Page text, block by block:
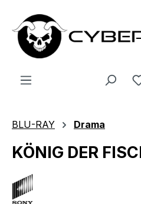
Zum Hauptinhalt springen
BLU-RAY Drama
KÖNIG DER